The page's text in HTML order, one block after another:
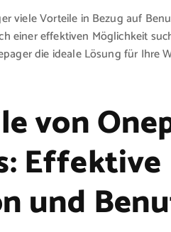
viele Vorteile in Bezug auf
einer effektiven Möglichkeit
die ideale Lösung für Ihre
von
Effektive
und